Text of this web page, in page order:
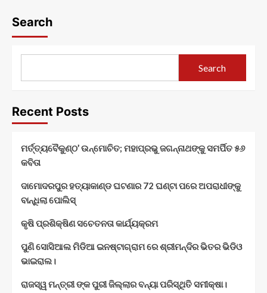
Search
Search
Recent Posts
ମର୍ତ୍ତ୍ୟବୈକୁଣ୍ଠ’ ଉନ୍ମୋଚିତ; ମହାପ୍ରଭୁ ଜଗନ୍ନାଥଙ୍କୁ ସମର୍ପିତ ୫୬
କବିତା
ଦାମୋଦରପୁର ହତ୍ୟାକାଣ୍ଡ ଘଟଣାର 72 ଘଣ୍ଟା ପରେ ଅପରାଧୀଙ୍କୁ
ବାନ୍ଧିଲା ପୋଲିସ୍
କୃଷି ପ୍ରଶିକ୍ଷିଣ ସଚେତନତା କାର୍ଯ୍ୟକ୍ରମ
ପୁଣି ସୋସିଆଲ ମିଡିଆ ଇନଷ୍ଟାଗ୍ରାମ ରେ ଶ୍ରୀମନ୍ଦିର ଭିତର ଭିଡିଓ
ଭାଇରାଲ।
ରାଜସ୍ୱ ମନ୍ତ୍ରୀ ଙ୍କ ପୁରୀ ଜିଲ୍ଲାର ବନ୍ୟା ପରିସ୍ଥିତି ସମୀକ୍ଷା।